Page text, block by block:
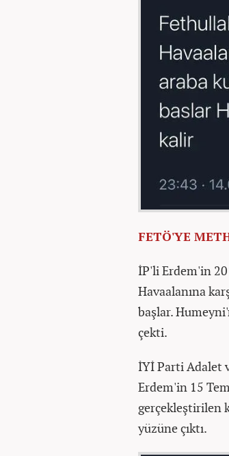
FETÖ'YE
İP'li Erdem'in
Havaalanına
başlar.
çekti.
İYİ Parti Adalet
Erdem'in 15
gerçekleştirilen
yüzüne çıktı.